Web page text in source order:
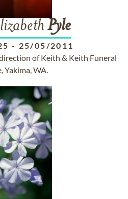
Pyle
- 25/05/2011
of Keith & Keith Funeral
Yakima, WA.